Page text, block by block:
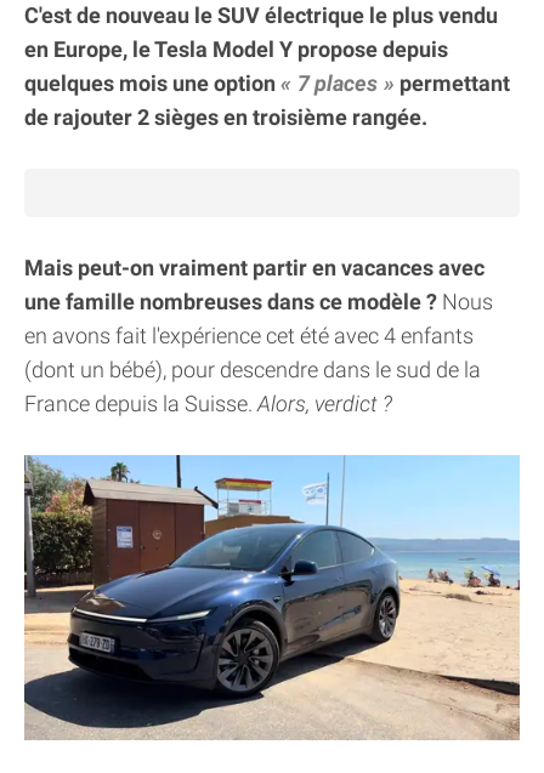
C'est de nouveau le SUV électrique le plus vendu
en Europe, le Tesla Model Y propose depuis
quelques mois une option
7 places
permettant
de rajouter 2 sièges en troisième rangée.
Mais peut-on vraiment partir en vacances avec
une famille nombreuses dans ce modèle ? Nous
en avons fait l'expérience cet été avec 4 enfants
(dont un bébé), pour descendre dans le sud de la
France depuis la Suisse. Alors, verdict ?